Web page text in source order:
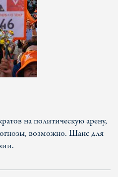
на политическую арену,
возможно. Шанс для